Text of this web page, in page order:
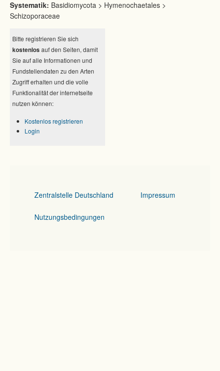
Systematik: Basidiomycota > Hymenochaetales >
Schizoporaceae
Bitte registrieren Sie sich
kostenlos auf den Seiten, damit
Sie auf alle Informationen und
Fundstellendaten zu den Arten
Zugriff erhalten und die volle
Funktionalität der internetseite
nutzen können:
Kostenlos registrieren
Login
Zentralstelle Deutschland Impressum
Nutzungsbedingungen